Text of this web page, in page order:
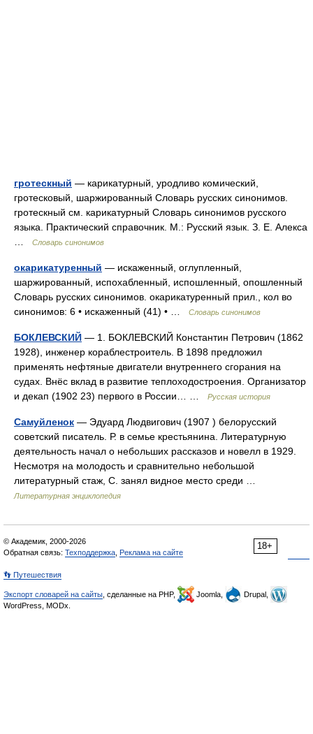
гротескный — карикатурный, уродливо комический,
гротесковый, шаржированный Словарь русских синонимов.
гротескный см. карикатурный Словарь синонимов русского
языка. Практический справочник. М.: Русский язык. З. Е. Алекса
Словарь синонимов
окарикатуренный — искаженный, оглупленный,
шаржированный, испохабленный, испошленный, опошленный
Словарь русских синонимов. окарикатуренный прил., кол во
синонимов: 6 • искаженный (41) • …
Словарь синонимов
БОКЛЕВСКИЙ — 1. БОКЛЕВСКИЙ Константин Петрович (1862
1928), инженер кораблестроитель. В 1898 предложил
применять нефтяные двигатели внутреннего сгорания на
судах. Внёс вклад в развитие теплоходостроения. Организатор
и декап (1902 23) первого в России… …
Русская история
Самуйленок — Эдуард Людвигович (1907 ) белорусский
советский писатель. Р. в семье крестьянина. Литературную
деятельность начал о небольших рассказов и новелл в 1929.
Несмотря на молодость и сравнительно небольшой
литературный стаж, С. занял видное место среди …
Литературная энциклопедия
18+
© Академик, 2000-2026
Обратная связь: Техподдержка Реклама на сайте
👣 Путешествия
Экспорт словарей на сайты , сделанные на PHP, Joomla,
Drupal,
WordPress, MODx.